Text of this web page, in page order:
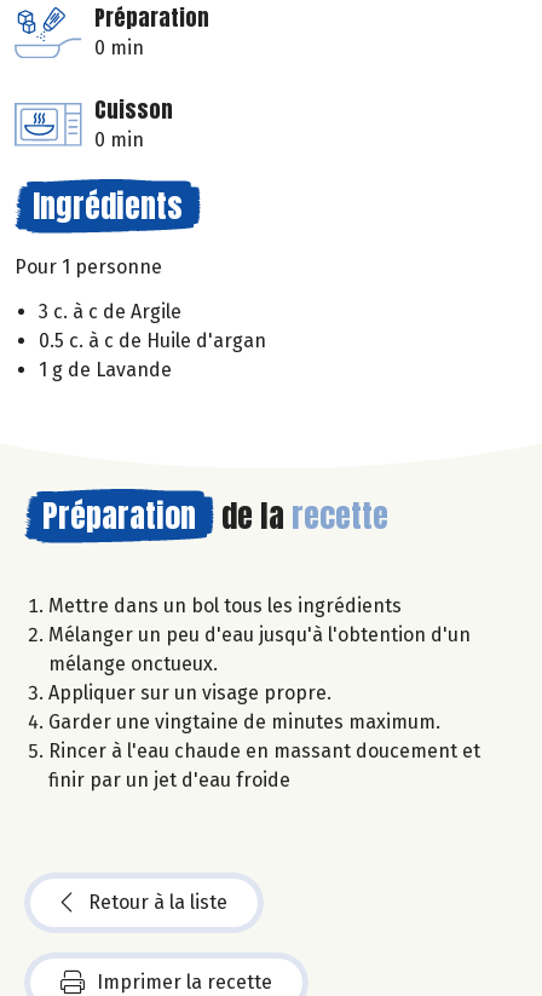
Préparation
0 min
Cuisson
0 min
Ingrédients
Pour 1 personne
3 c. à c de Argile
0.5 c. à c de Huile d'argan
1 g de Lavande
Préparation de la recette
Mettre dans un bol tous les ingrédients
Mélanger un peu d'eau jusqu'à l'obtention d'un
mélange onctueux.
Appliquer sur un visage propre.
Garder une vingtaine de minutes maximum.
Rincer à l'eau chaude en massant doucement et
finir par un jet d'eau froide
Retour à la liste
Imprimer la recette